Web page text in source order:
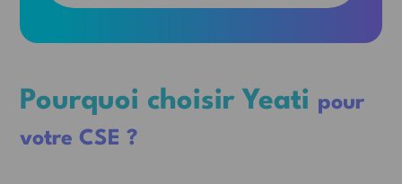
Pourquoi choisir Yeati pour
votre CSE ?